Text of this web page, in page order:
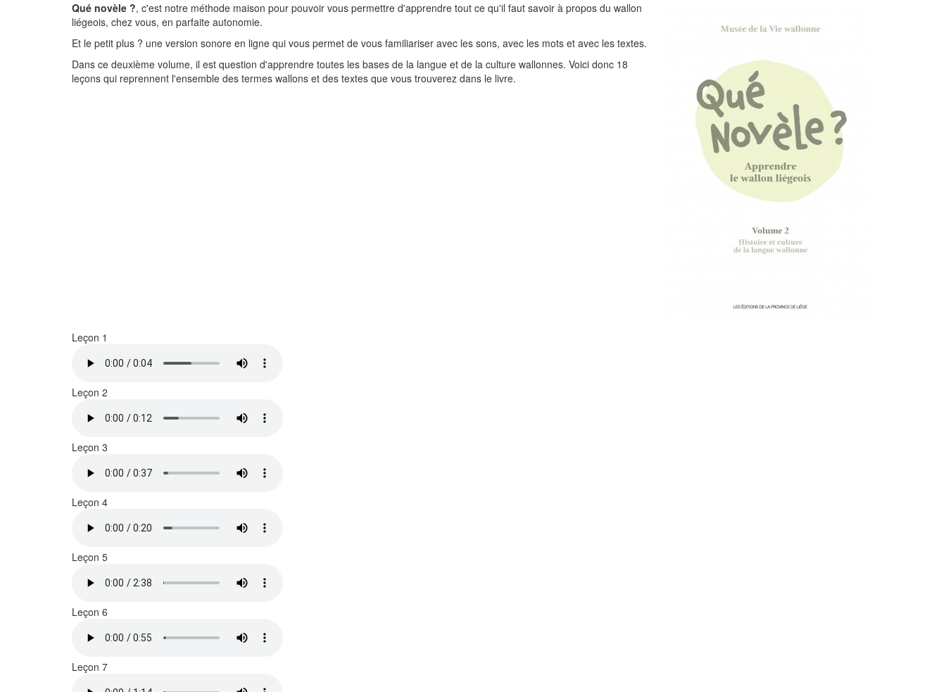
Qué novèle ?, c'est notre méthode maison pour pouvoir vous permettre d'apprendre tout ce qu'il faut savoir à propos du wallon
liégeois, chez vous, en parfaite autonomie.
Et le petit plus ? une version sonore en ligne qui vous permet de vous familiariser avec les sons, avec les mots et avec les textes.
Dans ce deuxième volume, il est question d'apprendre toutes les bases de la langue et de la culture wallonnes. Voici donc 18
leçons qui reprennent l'ensemble des termes wallons et des textes que vous trouverez dans le livre.
Leçon 1
Leçon 2
Leçon 3
Leçon 4
Leçon 5
Leçon 6
Leçon 7